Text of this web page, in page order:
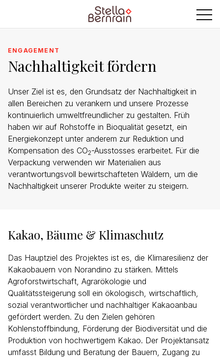
ENGAGEMENT
Nachhaltigkeit fördern
Unser Ziel ist es, den Grundsatz der Nachhaltigkeit in
allen Bereichen zu verankern und unsere Prozesse
kontinuierlich umweltfreundlicher zu gestalten. Früh
haben wir auf Rohstoffe in Bioqualität gesetzt, ein
Energiekonzept unter anderem zur Reduktion und
Kompensation des CO2-Ausstosses erarbeitet. Für die
Verpackung verwenden wir Materialien aus
verantwortungsvoll bewirtschafteten Wäldern, um die
Nachhaltigkeit unserer Produkte weiter zu steigern.
Kakao, Bäume & Klimaschutz
Das Hauptziel des Projektes ist es, die Klimaresilienz der
Kakaobauern von Norandino zu stärken. Mittels
Agroforstwirtschaft, Agrarökologie und
Qualitätssteigerung soll ein ökologisch, wirtschaftlich,
sozial verantwortlicher und nachhaltiger Kakaoanbau
gefördert werden. Zu den Zielen gehören
Kohlenstoffbindung, Förderung der Biodiversität und die
Produktion von hochwertigem Kakao. Der Projektansatz
umfasst Bildung und Beratung der Bauern, Zugang zu